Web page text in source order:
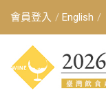
會員登入 English